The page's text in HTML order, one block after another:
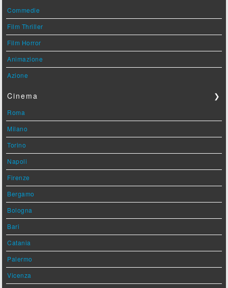
Commedie
Film Thriller
Film Horror
Animazione
Azione
Cinema ❯
Roma
Milano
Torino
Napoli
Firenze
Bergamo
Bologna
Bari
Catania
Palermo
Vicenza